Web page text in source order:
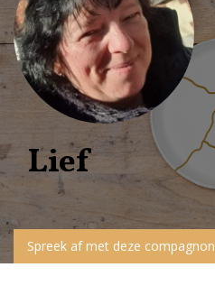
Lief
Spreek af met deze compagnon